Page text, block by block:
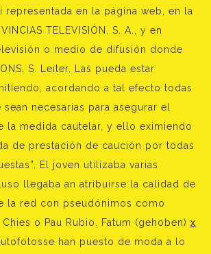
en la página web, en la
TELEVISIÓN, S. A., y en
o medio de difusión donde
S. Leiter. Las pueda estar
acordando a tal efecto todas
necesarias para asegurar el
la medida cautelar, y ello eximiendo
de prestación de caución por todas
El joven utilizaba varias
llegaba an atribuirse la calidad de
la red con pseudónimos como
o Pau Rubio. Fatum (gehoben) x
han puesto de moda a lo